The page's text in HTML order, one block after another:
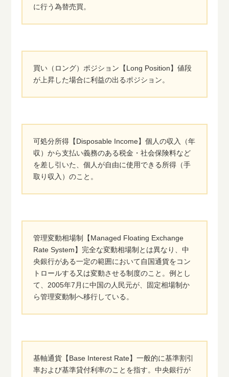
に行う為替売買。
買い（ロング）ポジション【Long Position】値段
が上昇した場合に利益の出るポジション。
可処分所得【Disposable Income】個人の収入（年
収）から支払い義務のある税金・社会保険料など
を差し引いた、個人が自由に使用できる所得（手
取り収入）のこと。
管理変動相場制【Managed Floating Exchange
Rate System】完全な変動相場制とは異なり、中
央銀行がある一定の範囲において自国通貨をコン
トロールする又は変動させる制度のこと。例とし
て、2005年7月に中国の人民元が、固定相場制か
ら管理変動制へ移行している。
基軸通貨【Base Interest Rate】一般的に基準割引
率および基準貸付利率のことを指す。中央銀行が